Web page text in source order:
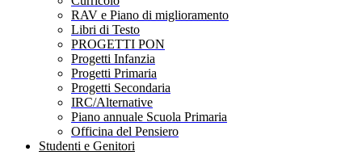
RAV e Piano di miglioramento
Libri di Testo
PROGETTI PON
Progetti Infanzia
Progetti Primaria
Progetti Secondaria
IRC/Alternative
Piano annuale Scuola Primaria
Officina del Pensiero
Studenti e Genitori